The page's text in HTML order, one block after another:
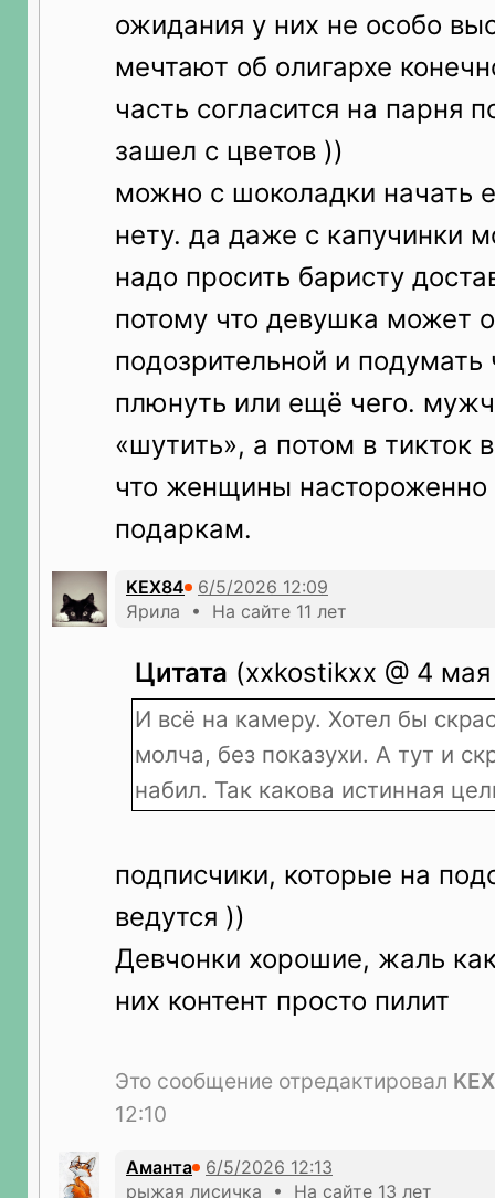
ожидания у них не особо
мечтают об олигархе
часть согласится на парня
зашел с цветов ))
можно с шоколадки начать
нету. да даже с капучинки
надо просить баристу
потому что девушка может
подозрительной и подумать
плюнуть или ещё чего.
«шутить», а потом в тикток
что женщины настороженно
подаркам.
KEX84
Ярила • На сайте 11 лет
Цитата (xxkostikxx @ 4
И всё на камеру. Хотел бы
молча, без показухи. А тут и
набил. Так какова истинная
подписчики, которые на
ведутся ))
Девчонки хорошие, жаль
них контент просто пилит
Это сообщение отредактировал
12:10
Аманта
рыжая лисичка • На сайте 13 лет